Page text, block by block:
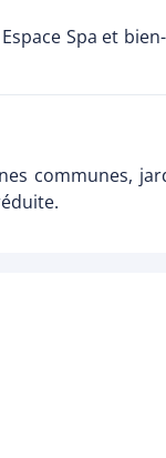
Spa et
communes,